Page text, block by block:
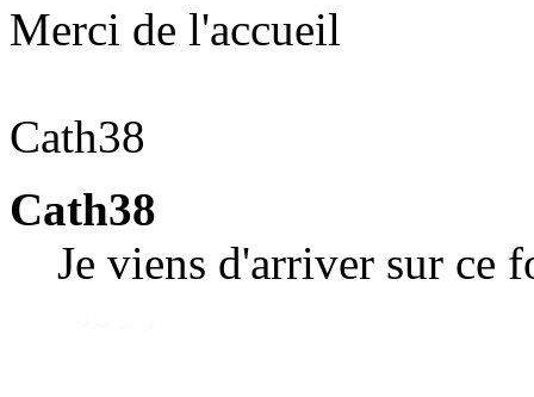
Merci de l'accueil
Cath38
Cath38
Je viens d'arriver sur ce